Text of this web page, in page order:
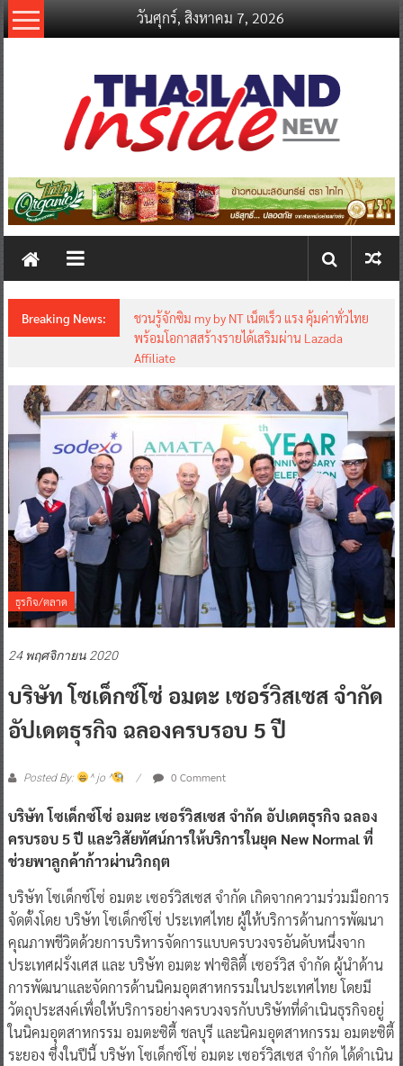
Skip
to
วันศุกร์, สิงหาคม 7, 2026
thailandinsidenew.com
Thailand
New
Breaking News:
ชวนรู้จักซิม my by NT เน็ตเร็ว แรง คุ้มค่าทั่วไทย
พร้อมโอกาสสร้างรายได้เสริมผ่าน Lazada
Affiliate
ธุรกิจ/ตลาด
24 พฤศจิกายน 2020
บริษัท โซเด็กซ์โซ่ อมตะ เซอร์วิสเซส จำกัด
อัปเดตธุรกิจ ฉลองครบรอบ 5 ปี
Posted By: ^ jo ^ 0 Comment
บริษัท โซเด็กซ์โซ่ อมตะ เซอร์วิสเซส จำกัด อัปเดตธุรกิจ ฉลอง
ครบรอบ 5 ปี และวิสัยทัศน์การให้บริการในยุค New Normal ที่
ช่วยพาลูกค้าก้าวผ่านวิกฤต
บริษัท โซเด็กซ์โซ่ อมตะ เซอร์วิสเซส จำกัด เกิดจากความร่วมมือการ
จัดตั้งโดย บริษัท โซเด็กซ์โซ่ ประเทศไทย ผู้ให้บริการด้านการพัฒนา
คุณภาพชีวิตด้วยการบริหารจัดการแบบครบวงจรอันดับหนึ่งจาก
ประเทศฝรั่งเศส และ บริษัท อมตะ ฟาซิลิตี้ เซอร์วิส จำกัด ผู้นำด้าน
การพัฒนาและจัดการด้านนิคมอุตสาหกรรมในประเทศไทย โดยมี
วัตถุประสงค์เพื่อให้บริการอย่างครบวงจรกับบริษัทที่ดำเนินธุรกิจอยู่
ในนิคมอุตสาหกรรม อมตะซิตี้ ชลบุรี และนิคมอุตสาหกรรม อมตะซิตี้
ระยอง ซึ่งในปีนี้ บริษัท โซเด็กซ์โซ่ อมตะ เซอร์วิสเซส จำกัด ได้ดำเนิน